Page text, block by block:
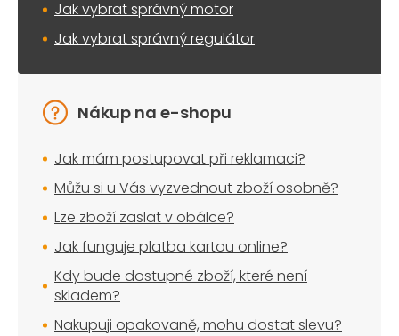
Jak vybrat správný motor
Jak vybrat správný regulátor
Nákup na e-shopu
Jak mám postupovat při reklamaci?
Můžu si u Vás vyzvednout zboží osobně?
Lze zboží zaslat v obálce?
Jak funguje platba kartou online?
Kdy bude dostupné zboží, které není
skladem?
Nakupuji opakovaně, mohu dostat slevu?